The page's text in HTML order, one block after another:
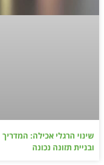
שינוי הרגלי אכילה:
ובניית תזונה נכונה